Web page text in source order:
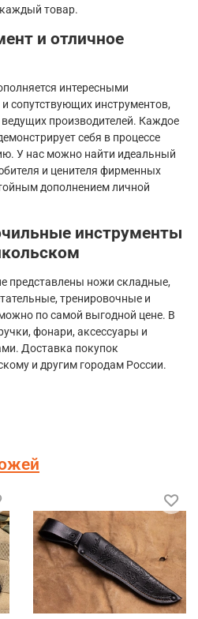
товар.
и отличное
интересными
сопутствующих инструментов,
производителей. Каждое
себя в процессе
У нас можно найти идеальный
и ценителя фирменных
дополнением личной
инструменты
представлены ножи складные,
тренировочные и
по самой выгодной цене. В
фонари, аксессуары и
Доставка покупок
и другим городам России.